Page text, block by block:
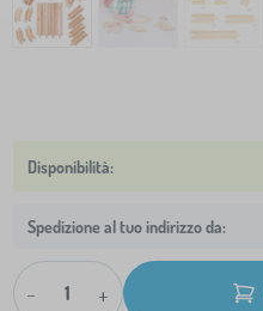
Spedizione al tuo indirizzo da:
- +